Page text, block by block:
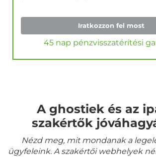
Iratkozzon fel most
45 nap pénzvisszatérítési
A ghostiek és az
szakértők
Nézd meg, mit mondanak a
ügyfeleink. A szakértői webhelyek